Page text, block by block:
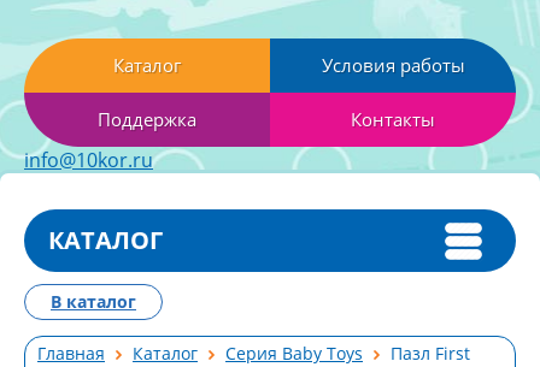
Каталог Условия работы
Поддержка Контакты
info@10kor.ru
КАТАЛОГ
Главная Каталог Серия Baby Toys
Пазл First
В каталог